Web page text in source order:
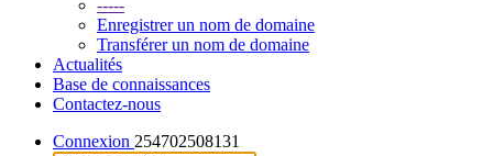
-----
Enregistrer un nom de domaine
Transférer un nom de domaine
Actualités
Base de connaissances
Contactez-nous
Connexion 254702508131